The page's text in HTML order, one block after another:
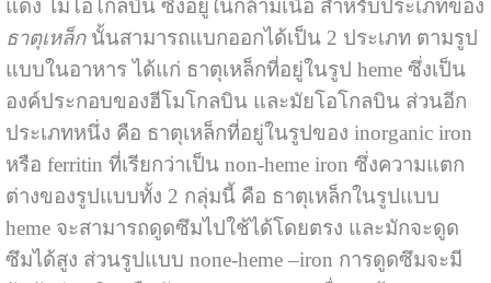
แดง ไมโอโกลบิน ซึ่งอยู่ในกล้ามเนื้อ สำหรับประเภทของ
ธาตุเหล็ก นั้นสามารถแบกออกได้เป็น 2 ประเภท ตามรูป
แบบในอาหาร ได้แก่ ธาตุเหล็กที่อยู่ในรูป heme ซึ่งเป็น
องค์ประกอบของฮีโมโกลบิน และมัยโอโกลบิน ส่วนอีก
ประเภทหนึ่ง คือ ธาตุเหล็กที่อยู่ในรูปของ inorganic iron
หรือ ferritin ที่เรียกว่าเป็น non-heme iron ซึ่งความแตก
ต่างของรูปแบบทั้ง 2 กลุ่มนี้ คือ ธาตุเหล็กในรูปแบบ
heme จะสามารถดูดซึมไปใช้ได้โดยตรง และมักจะดูด
ซึมได้สูง ส่วนรูปแบบ none-heme –iron การดูดซึมจะมี